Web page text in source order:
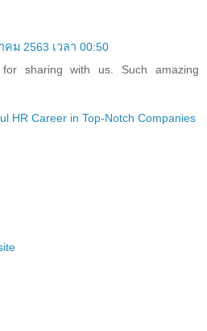
คม 2563 เวลา 00:50
sharing with us. Such amazing
HR Career in Top-Notch Companies